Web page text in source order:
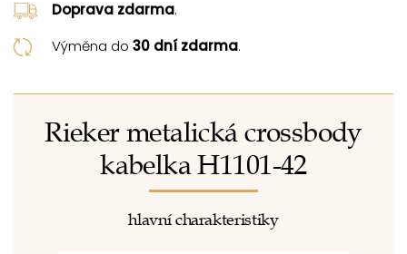
Doprava zdarma.
Výměna do 30 dní zdarma.
Rieker metalická crossbody
kabelka H1101-42
hlavní charakteristiky